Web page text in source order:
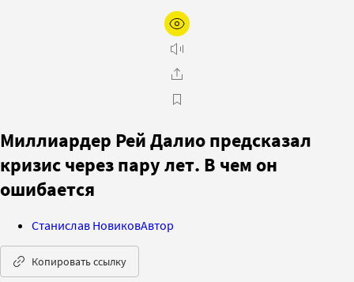
Миллиардер Рей Далио предсказал
кризис через пару лет. В чем он
ошибается
Станислав НовиковАвтор
Копировать ссылку